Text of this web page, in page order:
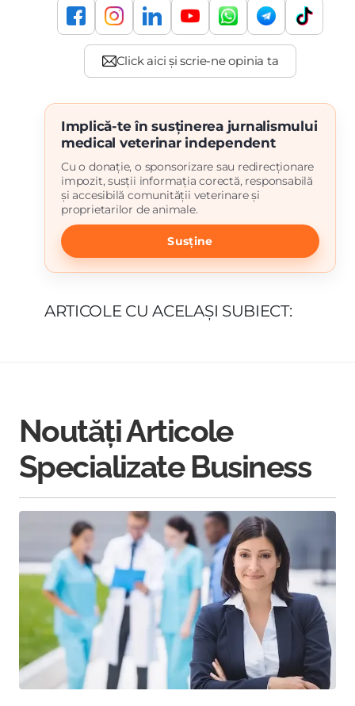
Implică-te în susținerea jurnalismului
medical veterinar independent
Cu o donație, o sponsorizare sau redirecționare
impozit, susții informația corectă, responsabilă
și accesibilă comunității veterinare și
proprietarilor de animale.
Susține
ARTICOLE CU ACELAȘI SUBIECT:
Noutăți Articole
Specializate Business